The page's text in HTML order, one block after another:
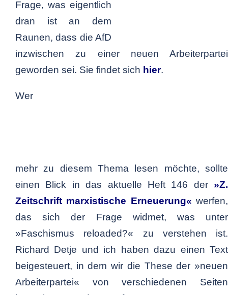
Frage, was eigentlich
dran ist an dem
Raunen, dass die AfD
inzwischen zu einer neuen Arbeiterpartei
geworden sei. Sie findet sich hier.
Wer
mehr zu diesem Thema lesen möchte, sollte
einen Blick in das aktuelle Heft 146 der »Z.
Zeitschrift marxistische Erneuerung« werfen,
das sich der Frage widmet, was unter
»Faschismus reloaded?« zu verstehen ist.
Richard Detje und ich haben dazu einen Text
beigesteuert, in dem wir die These der »neuen
Arbeiterpartei« von verschiedenen Seiten